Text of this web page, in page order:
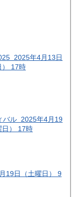
2025年4月13日
） 17時
バル 2025年4月19
日） 17時
19日（土曜日） 9